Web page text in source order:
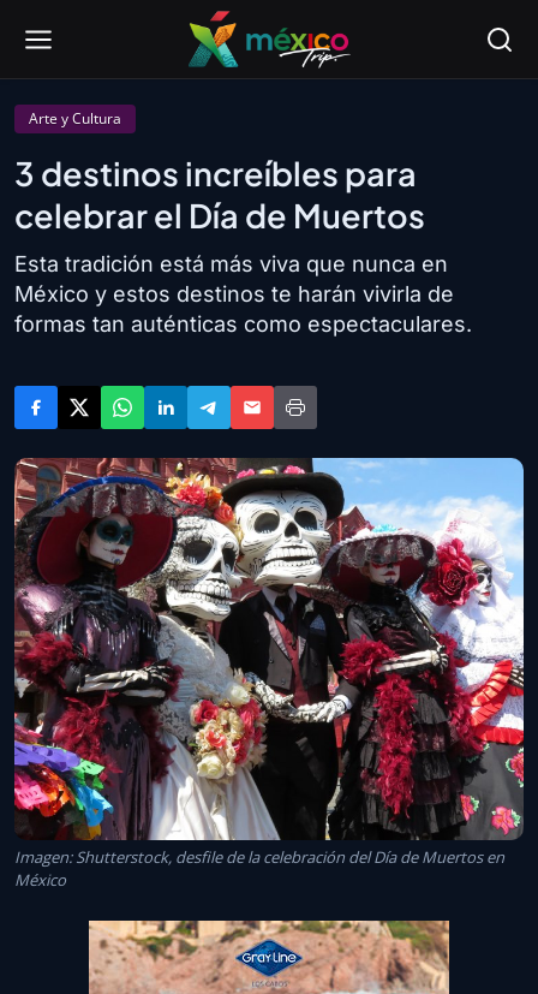
Arte y Cultura
3 destinos increíbles para
celebrar el Día de Muertos
Esta tradición está más viva que nunca en
México y estos destinos te harán vivirla de
formas tan auténticas como espectaculares.
Imagen: Shutterstock, desfile de la celebración del Día de Muertos en
México